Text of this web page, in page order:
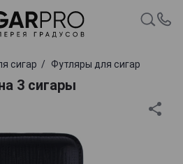
сигар Футляры для сигар
3 сигары